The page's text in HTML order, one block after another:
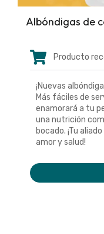
Albóndigas de
Producto
¡Nuevas
Más fáciles de
enamorará a tu
una nutrición
bocado. ¡Tu
amor y salud!